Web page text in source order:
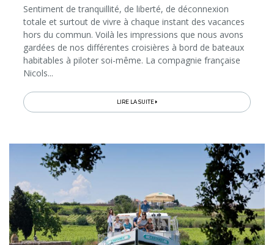
Sentiment de tranquillité, de liberté, de déconnexion
totale et surtout de vivre à chaque instant des vacances
hors du commun. Voilà les impressions que nous avons
gardées de nos différentes croisières à bord de bateaux
habitables à piloter soi-même. La compagnie française
Nicols...
LIRE LA SUITE